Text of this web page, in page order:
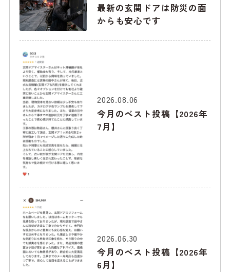
最新の玄関ドアは防災の面
からも安心です
2026.08.06
今月のベスト投稿【2026年
7月】
2026.06.30
今月のベスト投稿【2026年
6月】